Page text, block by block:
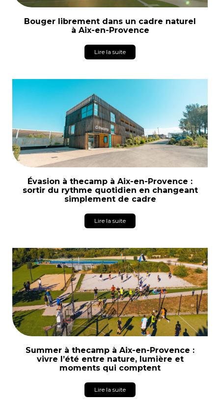
Bouger librement dans un cadre naturel
à Aix-en-Provence
Lire la suite
Évasion à thecamp à Aix-en-Provence :
sortir du rythme quotidien en changeant
simplement de cadre
Lire la suite
Summer à thecamp à Aix-en-Provence :
vivre l’été entre nature, lumière et
moments qui comptent
Lire la suite